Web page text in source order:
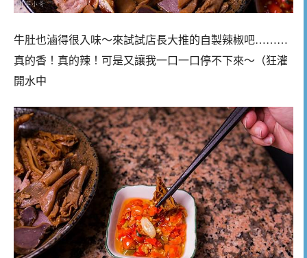
牛肚也滷得很入味～來試試店長大推的自製辣椒吧………
真的香！真的辣！可是又讓我一口一口停不下來～（狂灌
開水中